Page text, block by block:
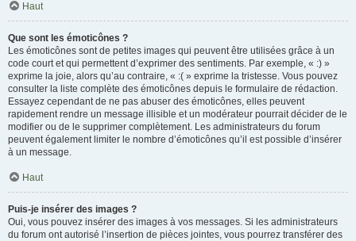
Haut
Que sont les émoticônes ?
Les émoticônes sont de petites images qui peuvent être utilisées grâce à un
code court et qui permettent d’exprimer des sentiments. Par exemple, « :) »
exprime la joie, alors qu’au contraire, « :( » exprime la tristesse. Vous pouvez
consulter la liste complète des émoticônes depuis le formulaire de rédaction.
Essayez cependant de ne pas abuser des émoticônes, elles peuvent
rapidement rendre un message illisible et un modérateur pourrait décider de le
modifier ou de le supprimer complètement. Les administrateurs du forum
peuvent également limiter le nombre d’émoticônes qu’il est possible d’insérer
à un message.
Haut
Puis-je insérer des images ?
Oui, vous pouvez insérer des images à vos messages. Si les administrateurs
du forum ont autorisé l’insertion de pièces jointes, vous pourrez transférer des